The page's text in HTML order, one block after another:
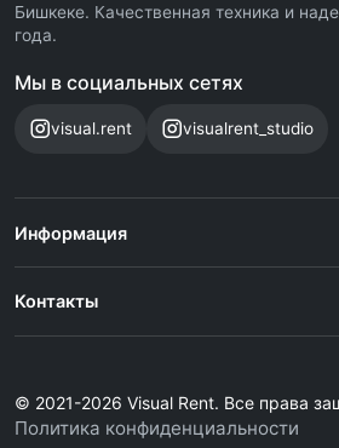
Бишкеке. Качественная техника и
года.
Мы в социальных сетях
visual.rent visualrent_studio
Информация
Контакты
© 2021-2026 Visual Rent. Все права
Политика конфиденциальности